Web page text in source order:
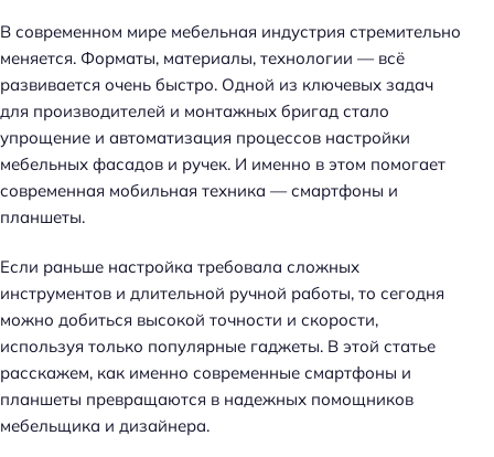
В современном мире мебельная индустрия стремительно
меняется. Форматы, материалы, технологии — всё
развивается очень быстро. Одной из ключевых задач
для производителей и монтажных бригад стало
упрощение и автоматизация процессов настройки
мебельных фасадов и ручек. И именно в этом помогает
современная мобильная техника — смартфоны и
планшеты.
Если раньше настройка требовала сложных
инструментов и длительной ручной работы, то сегодня
можно добиться высокой точности и скорости,
используя только популярные гаджеты. В этой статье
расскажем, как именно современные смартфоны и
планшеты превращаются в надежных помощников
мебельщика и дизайнера.